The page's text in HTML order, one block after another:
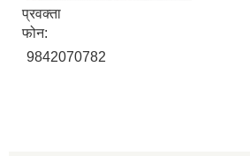
प्रवक्ता
फोन:
9842070782